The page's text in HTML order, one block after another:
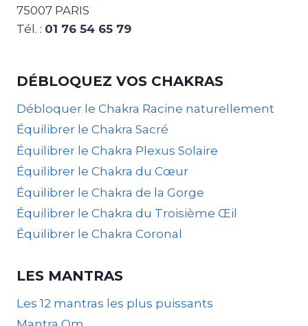
75007 PARIS
Tél. : 01 76 54 65 79
DÉBLOQUEZ VOS CHAKRAS
Débloquer le Chakra Racine naturellement
Équilibrer le Chakra Sacré
Équilibrer le Chakra Plexus Solaire
Équilibrer le Chakra du Cœur
Équilibrer le Chakra de la Gorge
Équilibrer le Chakra du Troisième Œil
Équilibrer le Chakra Coronal
LES MANTRAS
Les 12 mantras les plus puissants